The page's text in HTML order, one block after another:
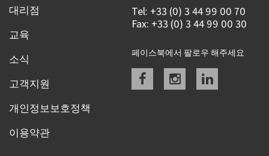
대리점
교육
소식
고객지원
개인정보보호정책
이용약관
Tel: +33 (0) 3 44 99 00 70
Fax: +33 (0) 3 44 99 00 30
페이스북에서 팔로우 해주세요
Facebookinstagramlinkedin